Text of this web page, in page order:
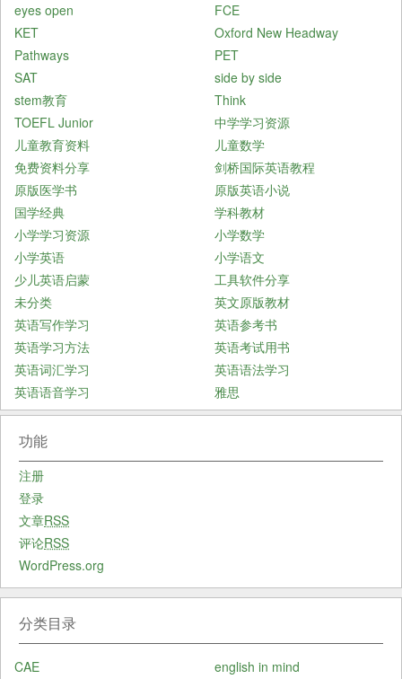
eyes open
FCE
KET
Oxford New Headway
Pathways
PET
SAT
side by side
stem教育
Think
TOEFL Junior
中学学习资源
儿童教育资料
儿童数学
免费资料分享
剑桥国际英语教程
原版医学书
原版英语小说
国学经典
学科教材
小学学习资源
小学数学
小学英语
小学语文
少儿英语启蒙
工具软件分享
未分类
英文原版教材
英语写作学习
英语参考书
英语学习方法
英语考试用书
英语词汇学习
英语语法学习
英语语音学习
雅思
功能
注册
登录
文章RSS
评论RSS
WordPress.org
分类目录
CAE
english in mind